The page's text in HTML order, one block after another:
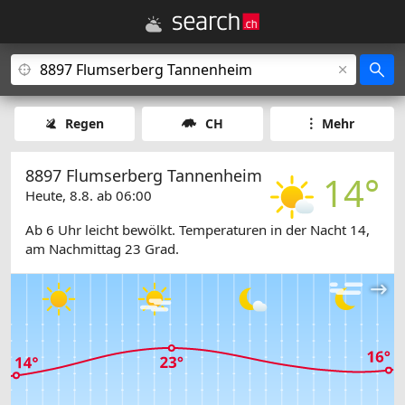
Regen CH Mehr
14°
8897 Flumserberg Tannenheim
Heute, 8.8. ab 06:00
Ab 6 Uhr leicht bewölkt. Temperaturen in der Nacht 14,
am Nachmittag 23 Grad.